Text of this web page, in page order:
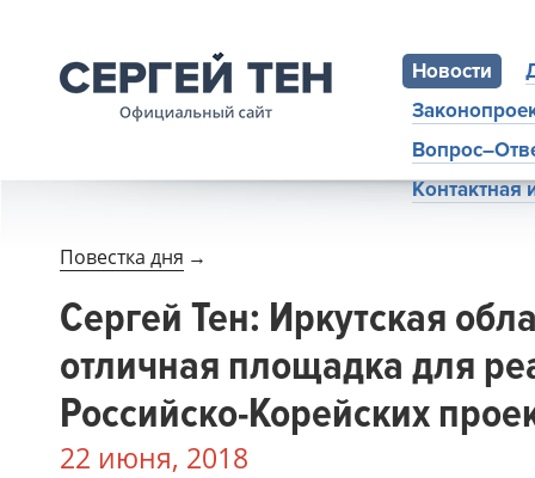
Новости
Повестка дня →
Сергей Тен: Иркутская
отличная площадка для
Российско-Корейских
22 июня, 2018